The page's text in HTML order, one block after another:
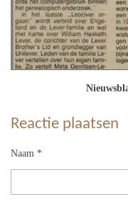
Reactie plaatsen
Naam *